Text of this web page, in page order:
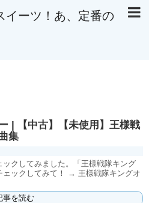
イーツ！あ、定番の
| 【中古】【未使用】王様戦
集
クしてみました。「王様戦隊キング
ェックしてみて！ → 王様戦隊キングオ
事を読む